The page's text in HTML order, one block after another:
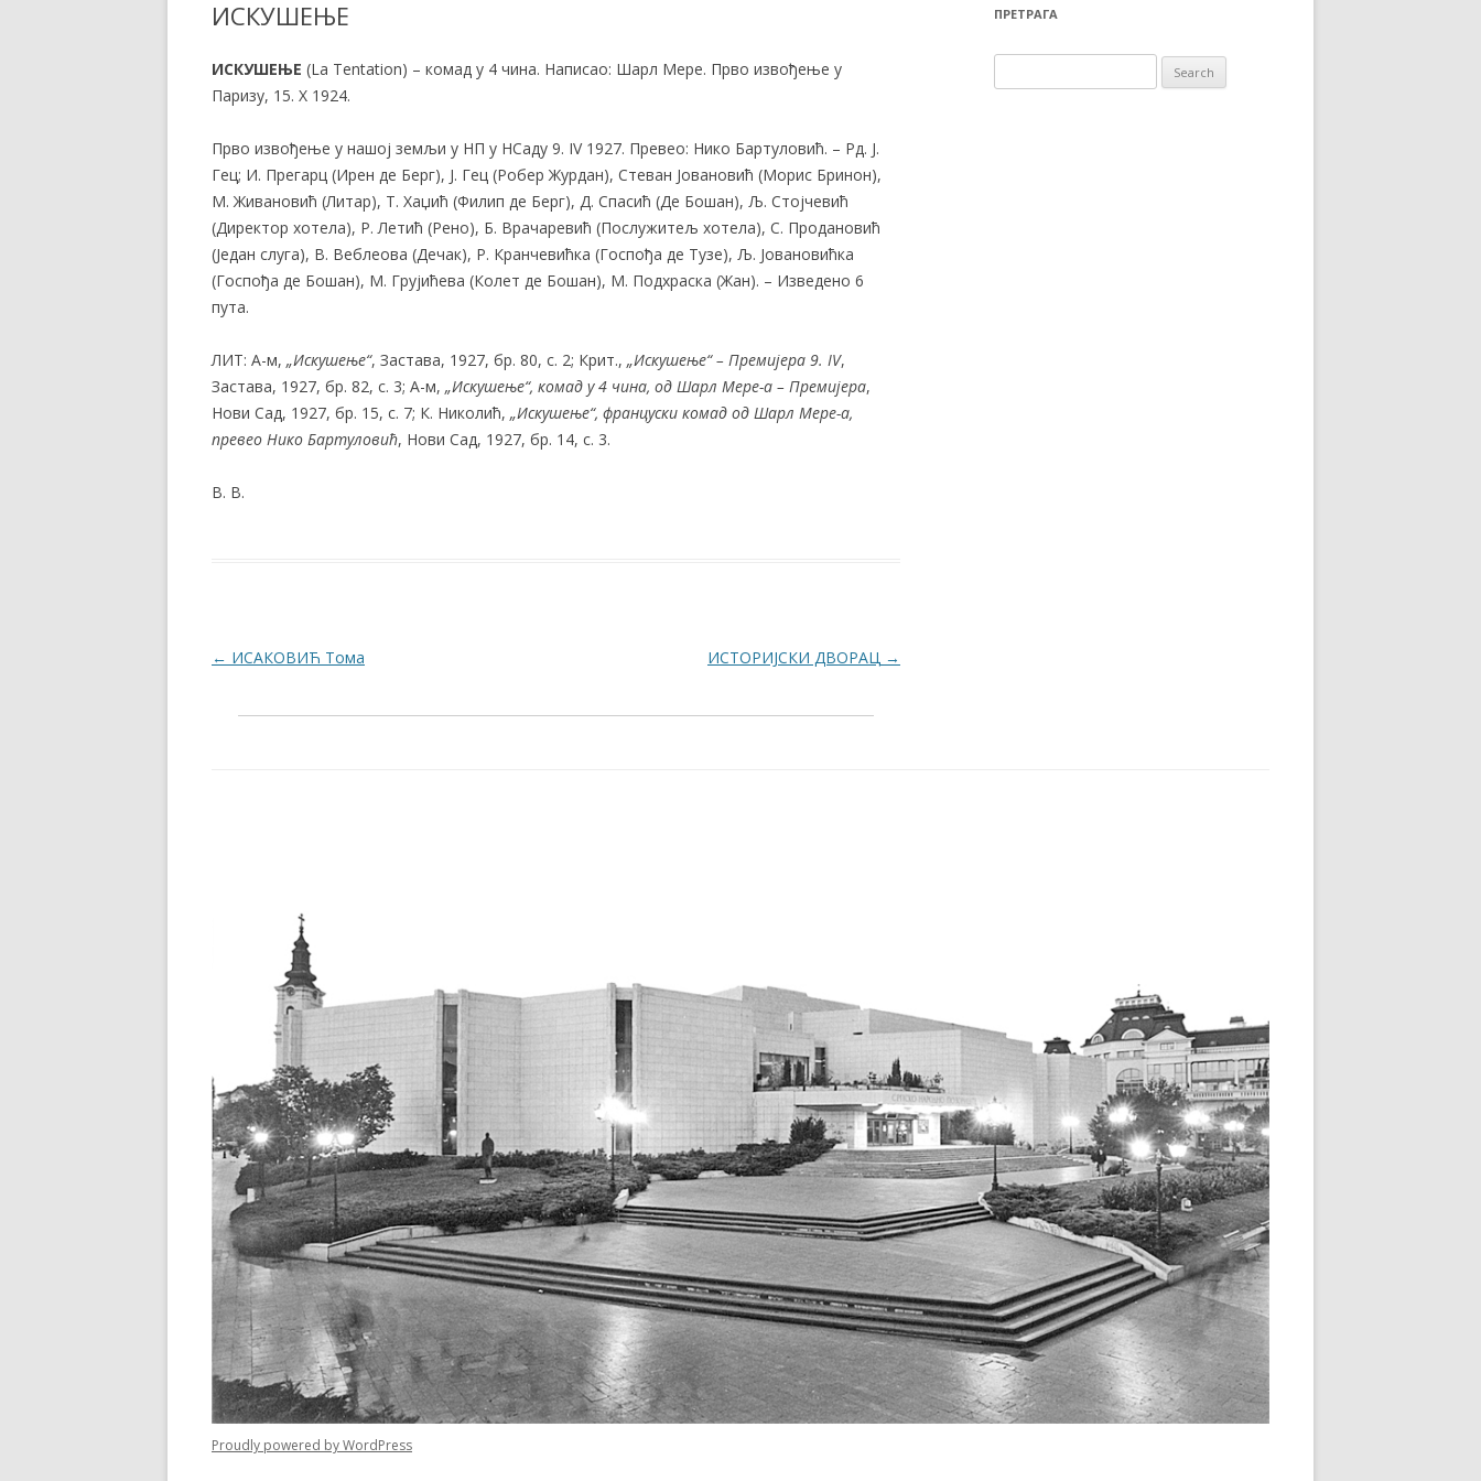
ИСКУШЕЊЕ
ИСКУШЕЊЕ (La Tentation) – комад у 4 чина. Написао: Шарл Мере. Прво извођење у
Паризу, 15. X 1924.
Прво извођење у нашој земљи у НП у НСаду 9. IV 1927. Превео: Нико Бартуловић. – Рд. Ј.
Гец; И. Прегарц (Ирен де Берг), Ј. Гец (Робер Журдан), Стеван Јовановић (Морис Бринон),
М. Живановић (Литар), Т. Хаџић (Филип де Берг), Д. Спасић (Де Бошан), Љ. Стојчевић
(Директор хотела), Р. Летић (Рено), Б. Врачаревић (Послужитељ хотела), С. Продановић
(Један слуга), В. Веблеова (Дечак), Р. Кранчевићка (Госпођа де Тузе), Љ. Јовановићка
(Госпођа де Бошан), М. Грујићева (Колет де Бошан), М. Подхраска (Жан). – Изведено 6
пута.
ЛИТ: А-м, „Искушење“, Застава, 1927, бр. 80, с. 2; Крит., „Искушење“ – Премијера 9. IV,
Застава, 1927, бр. 82, с. 3; А-м, „Искушење“, комад у 4 чина, од Шарл Мере-а – Премијера,
Нови Сад, 1927, бр. 15, с. 7; К. Николић, „Искушење“, француски комад од Шарл Мере-а,
превео Нико Бартуловић, Нови Сад, 1927, бр. 14, с. 3.
В. В.
Post navigation
← ИСАКОВИЋ Тома ИСТОРИЈСКИ ДВОРАЦ →
ПРЕТРАГА
Proudly powered by WordPress